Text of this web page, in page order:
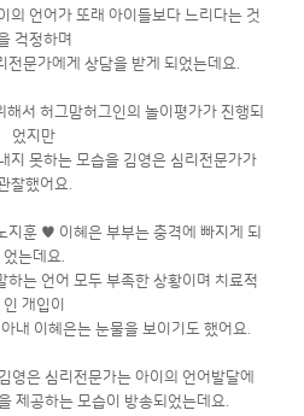
언어가 또래 아이들보다 느리다는 것
걱정하며
전문가에게 상담을 받게 되었는데요.
서 허그맘허그인의 놀이평가가 진행되
었지만
지 못하는 모습을 김영은 심리전문가가
찰했어요.
지훈 ♥ 이혜은 부부는 충격에 빠지게 되
었는데요.
하는 언어 모두 부족한 상황이며 치료적
인 개입이
내 이혜은는 눈물을 보이기도 했어요.
영은 심리전문가는 아이의 언어발달에
제공하는 모습이 방송되었는데요.